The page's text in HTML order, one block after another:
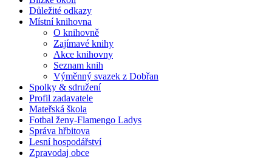
Důležité odkazy
Místní knihovna
O knihovně
Zajímavé knihy
Akce knihovny
Seznam knih
Výměnný svazek z Dobřan
Spolky & sdružení
Profil zadavatele
Mateřská škola
Fotbal ženy-Flamengo Ladys
Správa hřbitova
Lesní hospodářství
Zpravodaj obce